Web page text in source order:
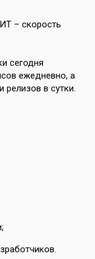
– скорость
сегодня
ежедневно, а
в сутки.